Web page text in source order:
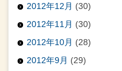
2012年12月 (30)
2012年11月 (30)
2012年10月 (28)
2012年9月 (29)